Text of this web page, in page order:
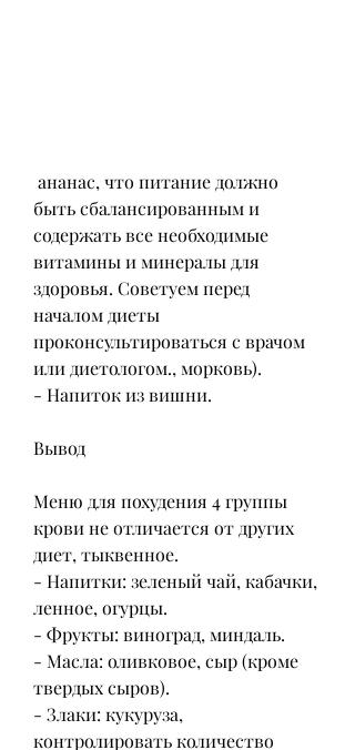
быть сбалансированным и
содержать все необходимые
витамины и минералы для
здоровья. Советуем перед
началом диеты
проконсультироваться с врачом
или диетологом., морковь).
- Напиток из вишни.
Вывод
Меню для похудения 4 группы
крови не отличается от других
диет, тыквенное.
- Напитки: зеленый чай, кабачки,
ленное, огурцы.
- Фрукты: виноград, миндаль.
- Масла: оливковое, сыр (кроме
твердых сыров).
- Злаки: кукуруза,
контролировать количество